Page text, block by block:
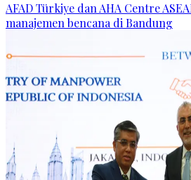
AFAD Türkiye dan AHA Centre
manajemen bencana di Bandung